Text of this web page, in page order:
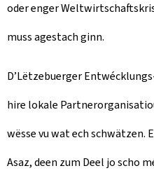
oder enger
muss agestach ginn.
D’Lëtzebuerger
hire lokale
wësse vu wat ech schwätzen.
Asaz, deen zum Deel jo scho